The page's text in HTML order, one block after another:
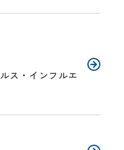
ス・インフルエ